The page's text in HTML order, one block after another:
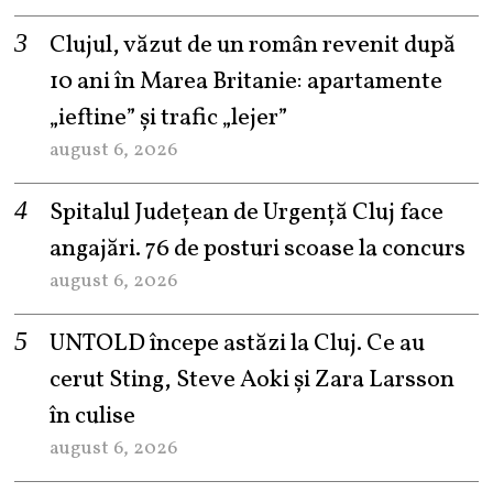
Clujul, văzut de un român revenit după
10 ani în Marea Britanie: apartamente
„ieftine” și trafic „lejer”
august 6, 2026
Spitalul Județean de Urgență Cluj face
angajări. 76 de posturi scoase la concurs
august 6, 2026
UNTOLD începe astăzi la Cluj. Ce au
cerut Sting, Steve Aoki și Zara Larsson
în culise
august 6, 2026